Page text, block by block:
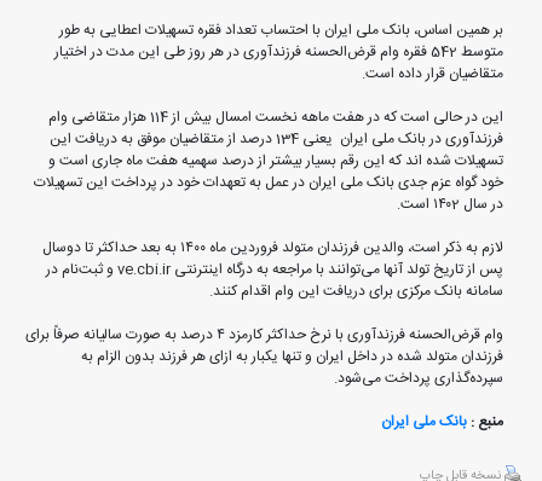
بر همین اساس، بانک ملی ایران با احتساب تعداد فقره تسهیلات اعطایی به طور
متوسط 542 فقره وام قرض‌الحسنه فرزندآوری در هر روز طی این مدت در اختیار
متقاضیان قرار داده است.
این در حالی است که در هفت ماهه نخست امسال بیش از 114 هزار متقاضی وام
فرزندآوری در بانک ملی ایران یعنی 134 درصد از متقاضیان موفق به دریافت این
تسهیلات شده اند که این رقم بسیار بیشتر از درصد سهمیه هفت ماه جاری است و
خود گواه عزم جدی بانک ملی ایران در عمل به تعهدات خود در پرداخت این تسهیلات
در سال ۱۴۰2 است.
لازم به ذکر است، والدین فرزندان متولد فروردین ماه ١٤٠٠ به بعد حداکثر تا دوسال
پس از تاریخ تولد آنها می‌توانند با مراجعه به درگاه اینترنتی ve.cbi.ir و ثبت‌نام در
سامانه بانک مرکزی برای دریافت این وام اقدام کنند.
وام قرض‌الحسنه فرزندآوری با نرخ حداکثر کارمزد ٤ درصد به صورت سالیانه صرفاً برای
فرزندان متولد شده در داخل ایران و تنها یکبار به ازای هر فرزند بدون الزام به
سپرده‌گذاری پرداخت می‌شود.
منبع : بانک ملی ایران
نسخه قابل چاپ